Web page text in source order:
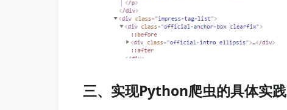
三、实现Python爬虫的具体实践